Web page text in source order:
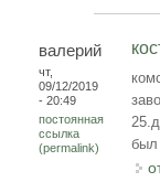
валерий
чт,
09/12/2019
- 20:49
постоянная
ссылка
(permalink)
был